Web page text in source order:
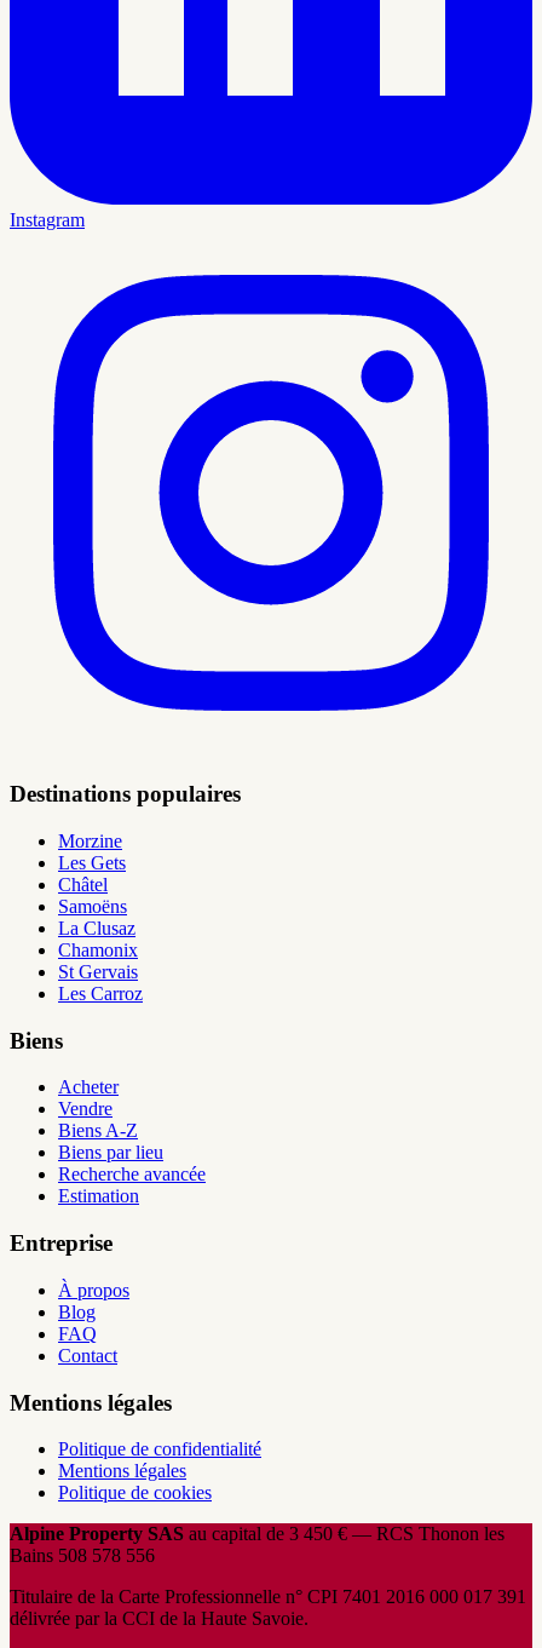
Instagram
Destinations populaires
Morzine
Les Gets
Châtel
Samoëns
La Clusaz
Chamonix
St Gervais
Les Carroz
Biens
Acheter
Vendre
Biens A-Z
Biens par lieu
Recherche avancée
Estimation
Entreprise
À propos
Blog
FAQ
Contact
Mentions légales
Politique de confidentialité
Mentions légales
Politique de cookies
Alpine Property SAS au capital de 3 450 € — RCS Thonon les
Bains 508 578 556
Titulaire de la Carte Professionnelle n° CPI 7401 2016 000 017 391
délivrée par la CCI de la Haute Savoie.